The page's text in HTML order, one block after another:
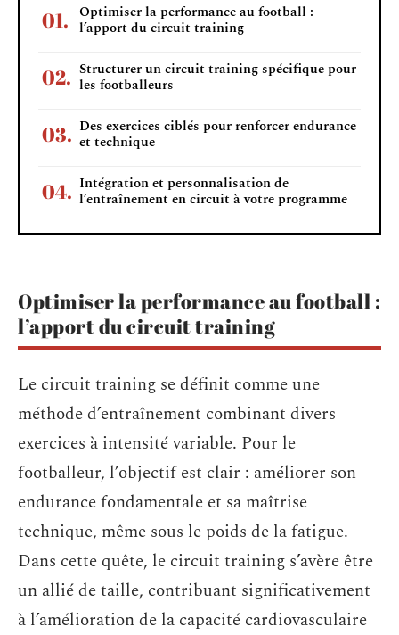
Optimiser la performance au football :
l’apport du circuit training
Structurer un circuit training spécifique pour
les footballeurs
Des exercices ciblés pour renforcer endurance
et technique
Intégration et personnalisation de
l’entraînement en circuit à votre programme
Optimiser la performance au football :
l’apport du circuit training
Le circuit training se définit comme une
méthode d’entraînement combinant divers
exercices à intensité variable. Pour le
footballeur, l’objectif est clair : améliorer son
endurance fondamentale et sa maîtrise
technique, même sous le poids de la fatigue.
Dans cette quête, le circuit training s’avère être
un allié de taille, contribuant significativement
à l’amélioration de la capacité cardiovasculaire